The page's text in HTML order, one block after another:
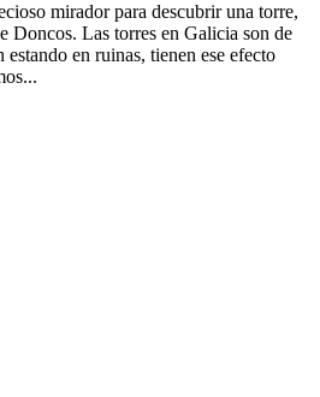
mirador para descubrir una torre,
Doncos. Las torres en Galicia son de
estando en ruinas, tienen ese efecto